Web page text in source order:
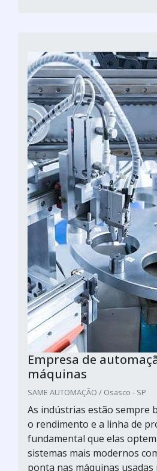
Empresa de
máquinas
SAME AUTOMAÇÃO / Osasco - SP
As indústrias estão sempre
o rendimento e a linha de
fundamental que elas
sistemas mais modernos
ponta nas máquinas